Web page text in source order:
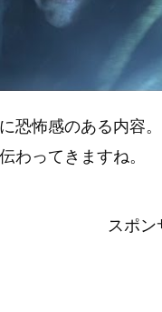
恐怖感のある内容
わってきますね。
スポン